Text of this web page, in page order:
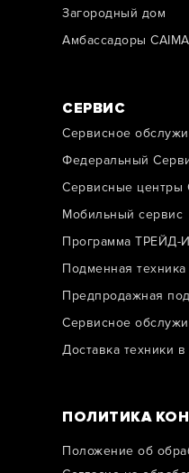
Загородный дом
Амбассадоры
СЕРВИС
Сервисное
Федеральный
Сервисные центры
Мобильный сервис
Программа ТРЕЙД-
Подменная техника
Предпродажная
Сервисное
Доставка техники
ПОЛИТИКА
Положение об